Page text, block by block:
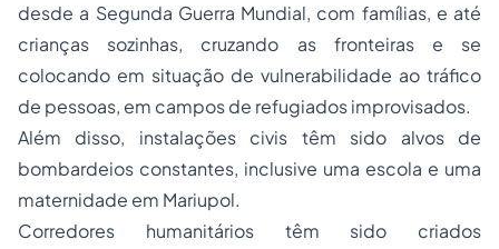
desde a Segunda Guerra Mundial, com famílias, e até
crianças sozinhas, cruzando as fronteiras e se
colocando em situação de vulnerabilidade ao tráfico
de pessoas, em campos de refugiados improvisados.
Além disso, instalações civis têm sido alvos de
bombardeios constantes, inclusive uma escola e uma
maternidade em Mariupol.
Corredores humanitários têm sido criados